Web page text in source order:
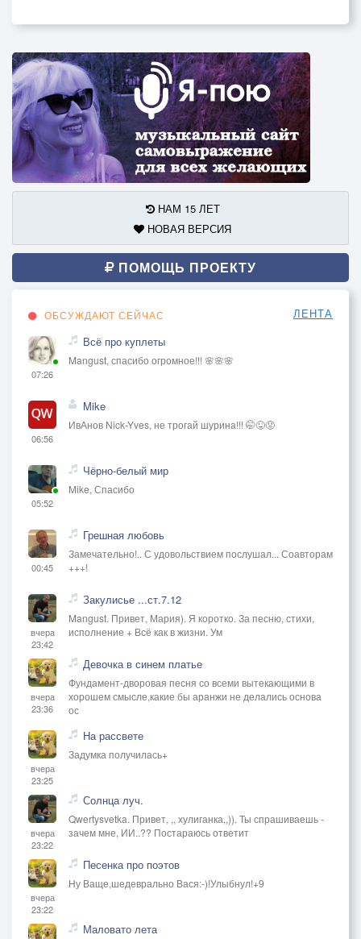
НАМ 15 ЛЕТ
НОВАЯ ВЕРСИЯ
ПОМОЩЬ ПРОЕКТУ
ОБСУЖДАЮТ СЕЙЧАС ЛЕНТА
07:26
Всё про куплеты
Mangust, спасибо огромное!!! 🌸🌸🌸
06:56
Mike
ИвАнов Nick-Yves, не трогай шурина!!! 🤭😜😡
05:52
Чёрно-белый мир
Mike, Спасибо
00:45
Грешная любовь
Замечательно!.. С удовольствием послушал... Соавторам
+++!
вчера
23:42
Закулисье ...ст.7.12
Mangust. Привет, Мария). Я коротко. За песню, стихи,
исполнение + Всё как в жизни. Ум
вчера
23:36
Девочка в синем платье
Фундамент-дворовая песня со всеми вытекающими в
хорошем смысле,какие бы аранжи не делались основа
ос
вчера
23:25
На рассвете
Задумка получилась+
вчера
23:22
Солнца луч.
Qwertysvetka. Привет, ,, хулиганка,,)). Ты спрашиваешь -
зачем мне, ИИ..?? Постараюсь ответит
вчера
23:22
Песенка про поэтов
Ну Ваще,шедеврально Вася:-)!Улыбнул!+9
Маловато лета